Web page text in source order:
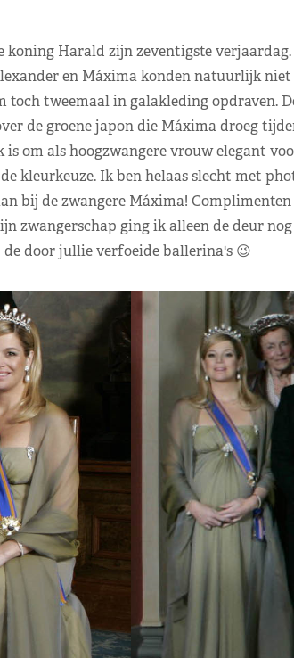
koning Harald zijn zeventigste
en Máxima konden natuurlijk
toch tweemaal in galakleding opdraven.
de groene japon die Máxima droeg
om als hoogzwangere vrouw elegant
kleurkeuze. Ik ben helaas slecht met
bij de zwangere Máxima!
zwangerschap ging ik alleen de deur
de door jullie verfoeide ballerina's 😉